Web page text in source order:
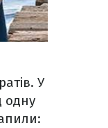
У
одну